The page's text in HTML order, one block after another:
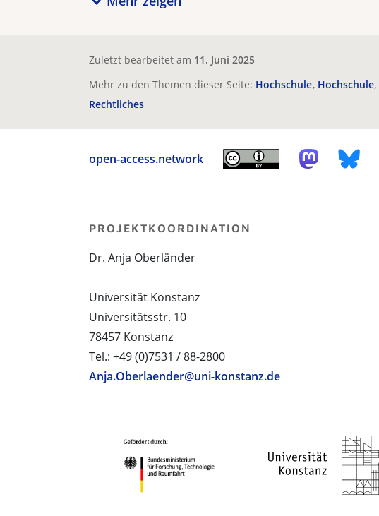
Zuletzt bearbeitet am 11. Juni 2025
Mehr zu den Themen dieser Seite: Hochschule Hochschule
Rechtliches
open-access.network
PROJEKTKOORDINATION
Dr. Anja Oberländer
Universität Konstanz
Universitätsstr. 10
78457 Konstanz
Tel.: +49 (0)7531 / 88-2800
Anja.Oberlaender@uni-konstanz.de